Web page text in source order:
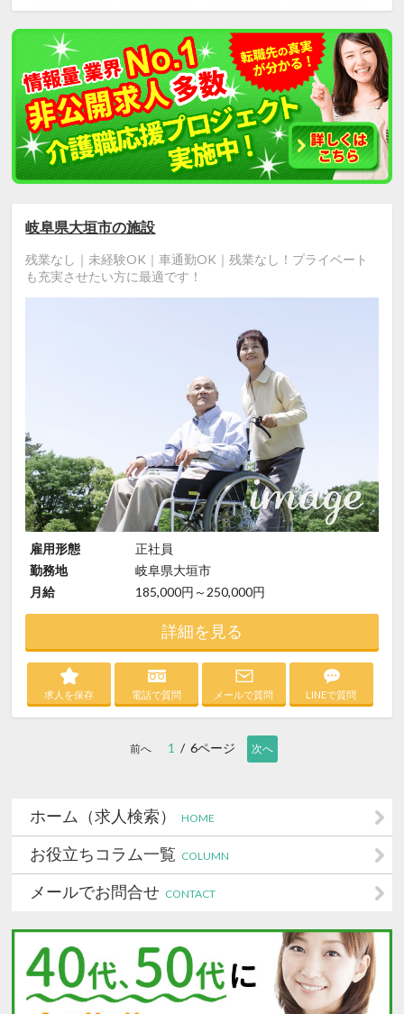
岐阜県大垣市の施設
残業なし｜未経験OK｜車通勤OK｜残業なし！プライベート
も充実させたい方に最適です！
雇用形態
正社員
勤務地
岐阜県大垣市
月給
185,000円～250,000円
詳細を見る
求人を保存 電話で質問 メールで質問 LINEで質問
前へ 1 / 6ページ 次へ
ホーム（求人検索）HOME
お役立ちコラム一覧 COLUMN
メールでお問合せ CONTACT